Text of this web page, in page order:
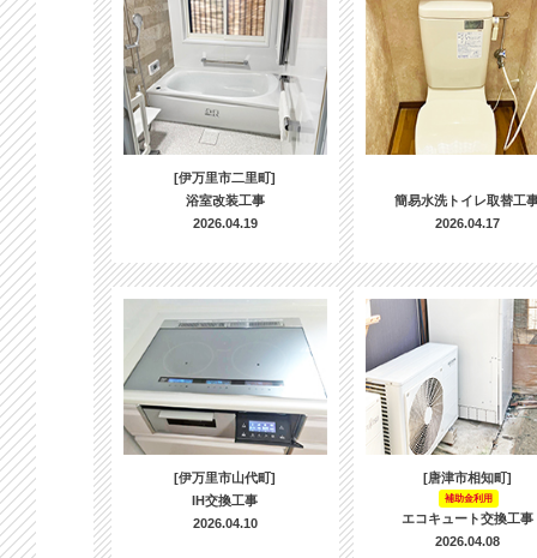
[伊万里市二里町]
浴室改装工事
2026.04.19
簡易水洗トイレ取替工
2026.04.17
[伊万里市山代町]
IH交換工事
2026.04.10
[唐津市相知町]
補助金利用
エコキュート交換工事
2026.04.08